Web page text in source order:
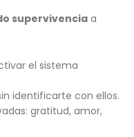
supervivencia a
el sistema
identificarte con ellos.
gratitud, amor,